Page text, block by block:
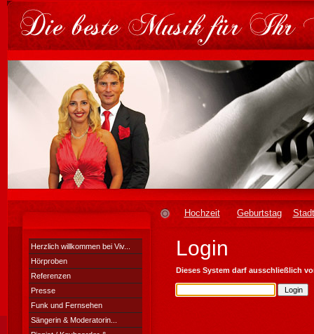
Hochzeit Geburtstag
Herzlich willkommen bei Viv...
Hörproben
Referenzen
Presse
Funk und Fernsehen
Sängerin & Moderatorin...
Login
Dieses System darf ausschließlich